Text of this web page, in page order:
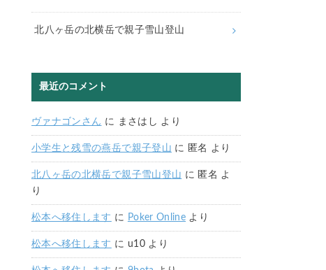
北八ヶ岳の北横岳で親子雪山登山
最近のコメント
ヴァナゴンさん に まさはし より
小学生と残雪の燕岳で親子登山 に 匿名 より
北八ヶ岳の北横岳で親子雪山登山 に 匿名 よ
り
松本へ移住します に Poker Online より
松本へ移住します に u10より